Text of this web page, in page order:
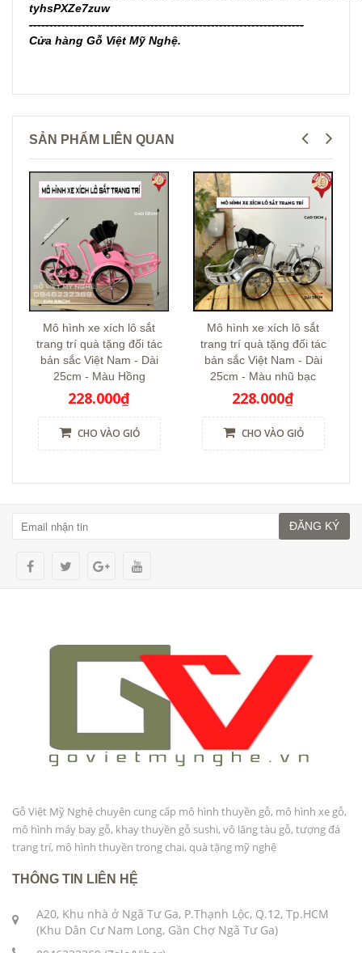
tyhsPXZe7zuw
--------------------------------------------------------------------
Cửa hàng Gỗ Việt Mỹ Nghệ.
SẢN PHẨM LIÊN QUAN
Mô hình xe xích lô sắt
trang trí quà tặng đối tác
bản sắc Việt Nam - Dài
25cm - Màu Hồng
228.000₫
CHO VÀO GIỎ
Mô hình xe xích lô sắt
trang trí quà tặng đối tác
bản sắc Việt Nam - Dài
25cm - Màu nhũ bạc
228.000₫
CHO VÀO GIỎ
ĐĂNG KÝ
Gỗ Việt Mỹ Nghệ chuyên cung cấp mô hình thuyền gỗ, mô hình xe gỗ,
mô hình máy bay gỗ, khay thuyền gỗ sushi, vô lăng tàu gỗ, tượng đá
trang trí, mô hình thuyền trong chai, quà tặng mỹ nghệ
THÔNG TIN LIÊN HỆ
A20, Khu nhà ở Ngã Tư Ga, P.Thạnh Lộc, Q.12, Tp.HCM
(Khu Dân Cư Nam Long, Gần Chợ Ngã Tư Ga)